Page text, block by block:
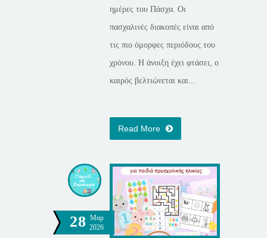
ημέρες του Πάσχα. Οι
πασχαλινές διακοπές είναι από
τις πιο όμορφες περιόδους του
χρόνου. Η άνοιξη έχει φτάσει, ο
καιρός βελτιώνεται και...
Read More
28 Μαρ
2026